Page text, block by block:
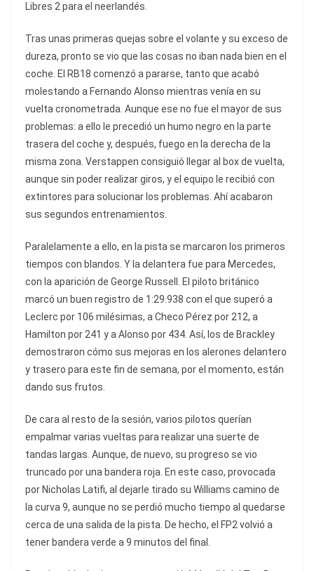
Libres 2 para el neerlandés.
Tras unas primeras quejas sobre el volante y su exceso de
dureza, pronto se vio que las cosas no iban nada bien en el
coche. El RB18 comenzó a pararse, tanto que acabó
molestando a Fernando Alonso mientras venía en su
vuelta cronometrada. Aunque ese no fue el mayor de sus
problemas: a ello le precedió un humo negro en la parte
trasera del coche y, después, fuego en la derecha de la
misma zona. Verstappen consiguió llegar al box de vuelta,
aunque sin poder realizar giros, y el equipo le recibió con
extintores para solucionar los problemas. Ahí acabaron
sus segundos entrenamientos.
Paralelamente a ello, en la pista se marcaron los primeros
tiempos con blandos. Y la delantera fue para Mercedes,
con la aparición de George Russell. El piloto británico
marcó un buen registro de 1:29.938 con el que superó a
Leclerc por 106 milésimas, a Checo Pérez por 212, a
Hamilton por 241 y a Alonso por 434. Así, los de Brackley
demostraron cómo sus mejoras en los alerones delantero
y trasero para este fin de semana, por el momento, están
dando sus frutos.
De cara al resto de la sesión, varios pilotos querían
empalmar varias vueltas para realizar una suerte de
tandas largas. Aunque, de nuevo, su progreso se vio
truncado por una bandera roja. En este caso, provocada
por Nicholas Latifi, al dejarle tirado su Williams camino de
la curva 9, aunque no se perdió mucho tiempo al quedarse
cerca de una salida de la pista. De hecho, el FP2 volvió a
tener bandera verde a 9 minutos del final.